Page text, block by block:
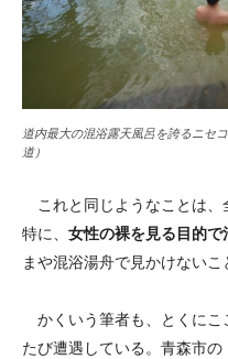
道内最大の混浴露天風呂を誇るニセ
道）
これと同じようなことは、
特に、 女性の裸を見る目的で
まや混浴湯舟で見かけないこ
かくいう筆者も、とくに
たび遭遇している。青森市